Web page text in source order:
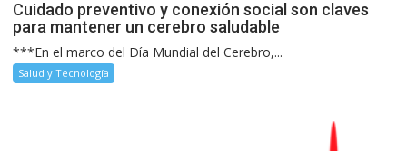
Cuidado preventivo y conexión social son claves
para mantener un cerebro saludable
***En el marco del Día Mundial del Cerebro,...
Salud y Tecnología